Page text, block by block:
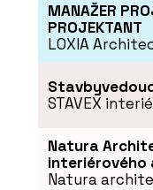
MANAŽER
PROJEKTANT
LOXIA
STAVEX
Natura
Natura